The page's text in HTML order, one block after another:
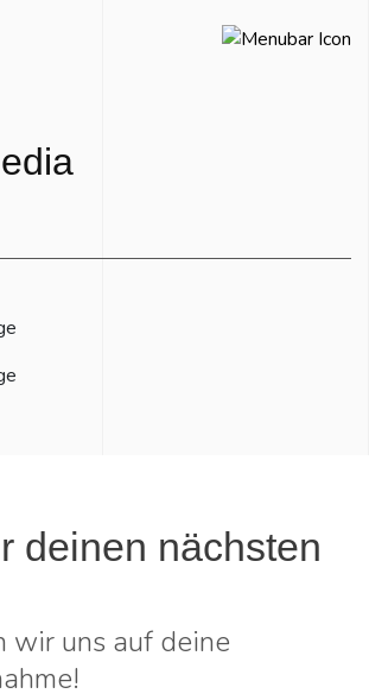
deinen nächsten
wir uns auf deine